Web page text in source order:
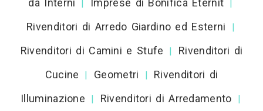
da Interni
| Imprese di Bonifica Eternit |
Rivenditori di Arredo Giardino ed Esterni |
Rivenditori di Camini e Stufe |
Rivenditori di
Cucine
| Geometri |
Rivenditori di
Illuminazione
| Rivenditori di Arredamento |